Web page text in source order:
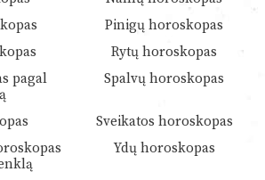
Pinigų horoskopas
Rytų horoskopas
pagal
Spalvų horoskopas
Sveikatos horoskopas
Ydų horoskopas